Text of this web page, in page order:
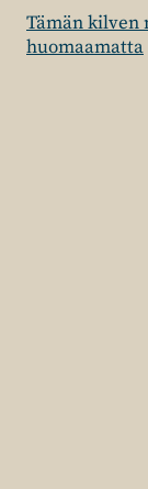
Tämän kilven
huomaamatta